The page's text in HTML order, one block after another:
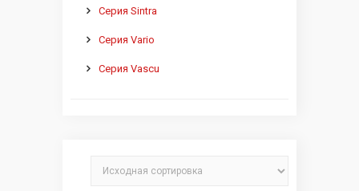
Серия Sintra
Серия Vario
Серия Vascu